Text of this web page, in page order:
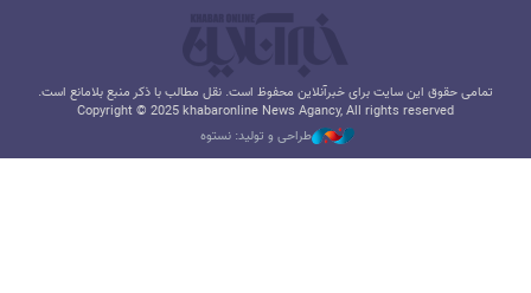
تمامی حقوق این سایت برای خبرآنلاین محفوظ است. نقل مطالب با ذکر منبع بلامانع است.
Copyright © 2025 khabaronline News Agancy, All rights reserved
طراحی و تولید: نستوه